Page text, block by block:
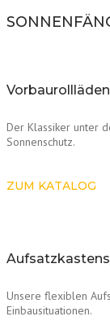
Vorbaurollläden
Der Klassiker unter
Sonnenschutz.
ZUM KATALOG
Unsere flexiblen
Einbausituationen.